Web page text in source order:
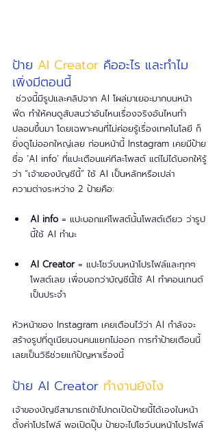
ป้าย AI Creator คืออะไร และทำไม
เพิ่งมีตอนนี้
ฟีด ทำให้คนดูสับสนว่าอันไหนเรื่องจริงอันไหนทำ
ปลอมขึ้นมา โดยเฉพาะคนที่ไม่ค่อยรู้เรื่องเทคโนโลยี ก็
ยิ่งดูไม่ออกใหญ่เลย ก่อนหน้านี้ Instagram เคยมีป้าย
ชื่อ ‘AI info’ ที่แปะเตือนแค่ทีละโพสต์ แต่ไม่ได้บอกให้รู้
ว่า “เจ้าของบัญชีนี้” ใช้ AI เป็นหลักหรือเปล่า
ความต่างระหว่าง 2 ป้ายคือ:
AI info = แปะบอกแค่โพสต์นั้นโพสต์เดียว ว่ารูป
นี้ใช้ AI ทำนะ
AI Creator = แปะโชว์บนหน้าโปรไฟล์และทุกๆ
โพสต์เลย เพื่อบอกว่าบัญชีนี้ใช้ AI ทำคอนเทนต์
เป็นประจำ
หัวหน้าของ Instagram เคยเตือนไว้ว่า AI กำลังจะ
สร้างรูปที่ดูเนียนจนคนแยกไม่ออก การทำป้ายเตือนนี้
เลยเป็นวิธีช่วยแก้ปัญหาเรื่องนี้
ป้าย AI Creator ทำงานยังไง
เจ้าของบัญชีสามารถเข้าไปกดเปิดป้ายนี้ได้เองในหน้า
ตั้งค่าโปรไฟล์ พอเปิดปุ๊บ ป้ายจะไปโชว์บนหน้าโปรไฟล์